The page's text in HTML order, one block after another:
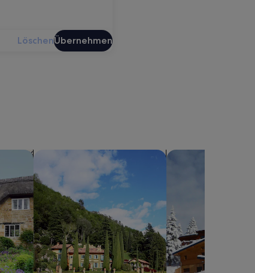
LöschenÜbernehmen
Suche nach Villen Suche nach Chalets